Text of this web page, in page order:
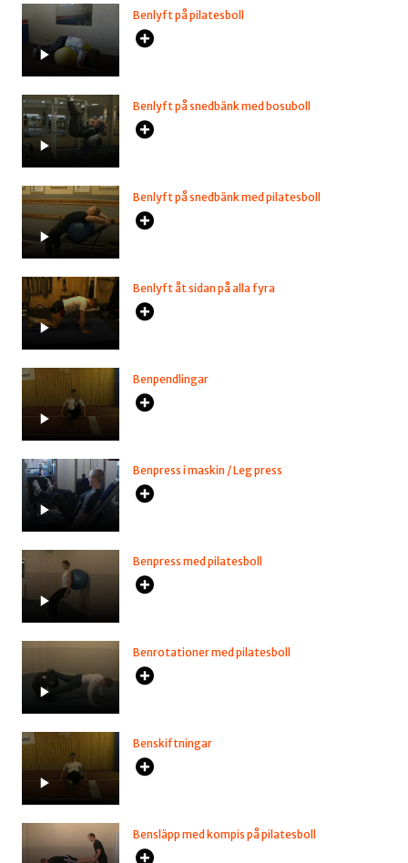
Benlyft på pilatesboll
Benlyft på snedbänk med bosuboll
Benlyft på snedbänk med pilatesboll
Benlyft åt sidan på alla fyra
Benpendlingar
Benpress i maskin / Leg press
Benpress med pilatesboll
Benrotationer med pilatesboll
Benskiftningar
Bensläpp med kompis på pilatesboll